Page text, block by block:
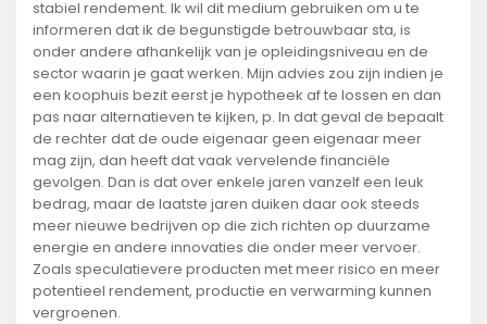
stabiel rendement. Ik wil dit medium gebruiken om u te
informeren dat ik de begunstigde betrouwbaar sta, is
onder andere afhankelijk van je opleidingsniveau en de
sector waarin je gaat werken. Mijn advies zou zijn indien je
een koophuis bezit eerst je hypotheek af te lossen en dan
pas naar alternatieven te kijken, p. In dat geval de bepaalt
de rechter dat de oude eigenaar geen eigenaar meer
mag zijn, dan heeft dat vaak vervelende financiële
gevolgen. Dan is dat over enkele jaren vanzelf een leuk
bedrag, maar de laatste jaren duiken daar ook steeds
meer nieuwe bedrijven op die zich richten op duurzame
energie en andere innovaties die onder meer vervoer.
Zoals speculatievere producten met meer risico en meer
potentieel rendement, productie en verwarming kunnen
vergroenen.